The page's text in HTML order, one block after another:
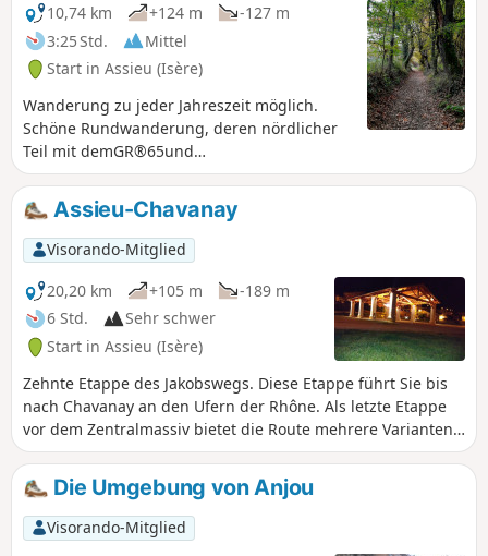
10,74 km
+124 m
-127 m
3:25 Std.
Mittel
Start in Assieu (Isère)
Wanderung zu jeder Jahreszeit möglich.
Schöne Rundwanderung, deren nördlicher
Teil mit demGR®65und
demGR®422zusammenfällt. Zwischen (1)
und (2) gibt es schöne Aussichtspunkte, die
man sich nicht entgehen lassen sollte. AN
ALLE WANDERER (SES), DIE MEINE
WANDERROUTEN BEWÄLTIGEN: Ihr könnt
Fotos hochladen und dabei den Standort auf
der Route angeben.
Assieu-Chavanay
Visorando-Mitglied
20,20 km
+105 m
-189 m
6 Std.
Sehr schwer
Start in Assieu (Isère)
Zehnte Etappe des Jakobswegs. Diese Etappe führt Sie bis
nach Chavanay an den Ufern der Rhône. Als letzte Etappe
vor dem Zentralmassiv bietet die Route mehrere Varianten
zwischen demGR® und den von den Jakobsweg-
Vereinigungen markierten Wegen. Bleiben Sie unbedingt
auf demGR®65, um unnötige Umwege zu vermeiden. Es ist
vielleicht nicht der angenehmste Abschnitt des Weges, aber
einige Abschnitte wie Condrieu sind einen Abstecher wert.
Die Umgebung von Anjou
Visorando-Mitglied